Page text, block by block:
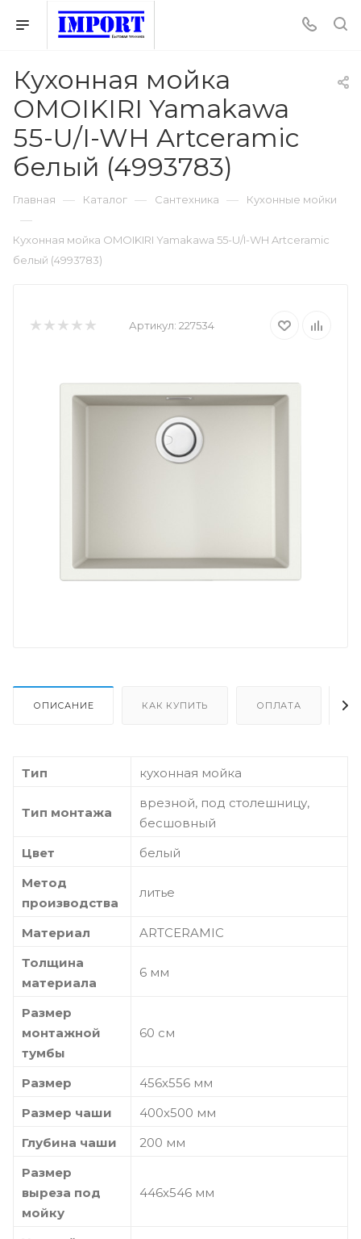
Кухонная мойка
OMOIKIRI Yamakawa
55-U/I-WH Artceramic
белый (4993783)
Главная — Каталог — Сантехника — Кухонные мойки
—
Кухонная мойка OMOIKIRI Yamakawa 55-U/I-WH Artceramic
белый (4993783)
Артикул: 227534
ОПИСАНИЕ КАК КУПИТЬ ОПЛАТА
Тип кухонная мойка
Тип монтажа
врезной, под столешницу,
бесшовный
Цвет
белый
Метод
производства
литье
Материал
ARTCERAMIC
Толщина
материала
6 мм
Размер
монтажной
тумбы
60 см
Размер
456х556 мм
Размер чаши
400х500 мм
Глубина чаши
200 мм
Размер
выреза под
мойку
446х546 мм